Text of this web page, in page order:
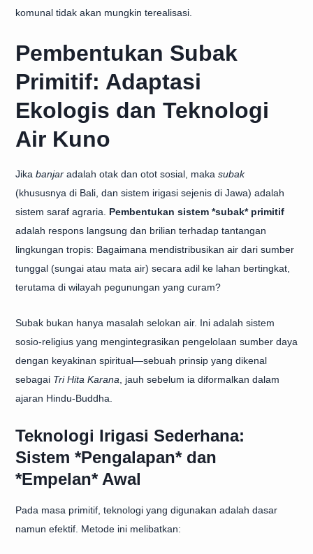
komunal tidak akan mungkin terealisasi.
Pembentukan Subak
Primitif: Adaptasi
Ekologis dan Teknologi
Air Kuno
Jika banjar adalah otak dan otot sosial, maka subak
(khususnya di Bali, dan sistem irigasi sejenis di Jawa) adalah
sistem saraf agraria. Pembentukan sistem *subak* primitif
adalah respons langsung dan brilian terhadap tantangan
lingkungan tropis: Bagaimana mendistribusikan air dari sumber
tunggal (sungai atau mata air) secara adil ke lahan bertingkat,
terutama di wilayah pegunungan yang curam?
Subak bukan hanya masalah selokan air. Ini adalah sistem
sosio-religius yang mengintegrasikan pengelolaan sumber daya
dengan keyakinan spiritual—sebuah prinsip yang dikenal
sebagai Tri Hita Karana , jauh sebelum ia diformalkan dalam
ajaran Hindu-Buddha.
Teknologi Irigasi Sederhana:
Sistem *Pengalapan* dan
*Empelan* Awal
Pada masa primitif, teknologi yang digunakan adalah dasar
namun efektif. Metode ini melibatkan: